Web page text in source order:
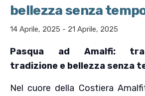
bellezza senza
14 Aprile, 2025 - 21 Aprile, 2025
Pasqua ad Amalfi:
tradizione e bellezza senza
Nel cuore della Costiera